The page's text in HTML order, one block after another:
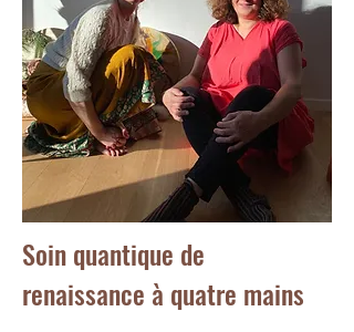
Soin quantique de
renaissance à quatre mains